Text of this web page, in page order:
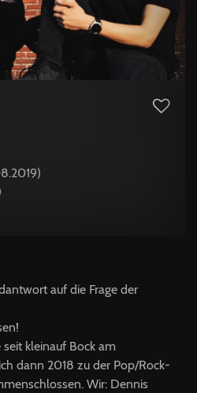
auf die Frage der
kleinauf Bock am
dann 2018 zu der Pop/Rock-
Wir: Dennis